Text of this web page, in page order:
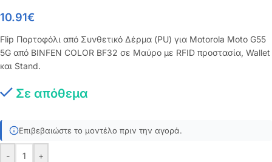
10.91€
Flip Πορτοφόλι από Συνθετικό Δέρμα (PU) για Motorola Moto G55
5G από BINFEN COLOR BF32 σε Μαύρο με RFID προστασία, Wallet
και Stand.
Σε απόθεμα
Επιβεβαιώστε το μοντέλο πριν την αγορά.
- +